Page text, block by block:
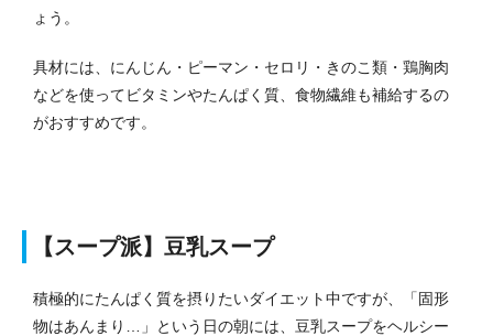
ょう。
具材には、にんじん・ピーマン・セロリ・きのこ類・鶏胸肉
などを使ってビタミンやたんぱく質、食物繊維も補給するの
がおすすめです。
【スープ派】豆乳スープ
積極的にたんぱく質を摂りたいダイエット中ですが、「固形
物はあんまり…」という日の朝には、豆乳スープをヘルシー